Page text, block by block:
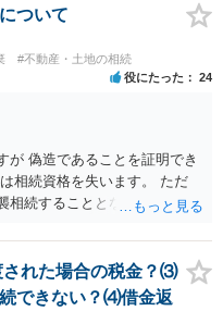
始した場合については先述の
さまがお考えのほど強いもの
囲で認められるものです。 親
りません。 また、親に対す
務に比べて弱いものです。 生
なかったという事情も、扶
ます。
ついて
#不動産・土地の相続
役にたった 24
が 偽造であることを証明でき
相続資格を失います。 ただ
相続することとなります。 い
れた場合の税金？⑶
できない？⑷借金返